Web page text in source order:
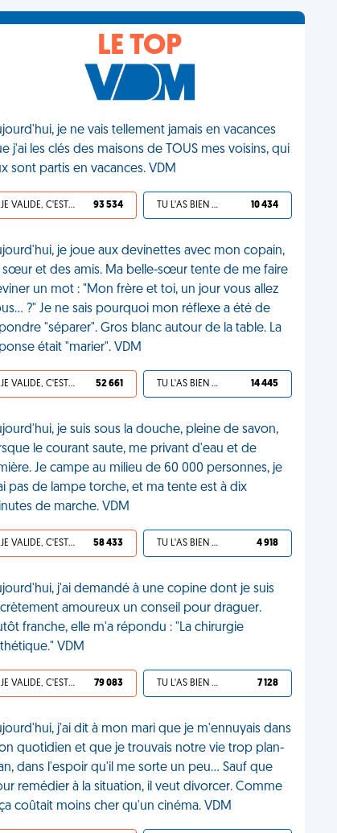
LE TOP
je ne vais tellement jamais en vacances
j'ai les clés des maisons de TOUS mes voisins, qui
sont partis en vacances. VDM
JE VALIDE, C'EST UNE VDM 93 534 TU L'AS BIEN MÉRITÉ 10 434
je joue aux devinettes avec mon copain,
sœur et des amis. Ma belle-sœur tente de me faire
un mot : "Mon frère et toi, un jour vous allez
?" Je ne sais pourquoi mon réflexe a été de
"séparer". Gros blanc autour de la table. La
était "marier". VDM
JE VALIDE, C'EST UNE VDM 52 661 TU L'AS BIEN MÉRITÉ 14 445
je suis sous la douche, pleine de savon,
le courant saute, me privant d'eau et de
Je campe au milieu de 60 000 personnes, je
pas de lampe torche, et ma tente est à dix
de marche. VDM
JE VALIDE, C'EST UNE VDM 58 433 TU L'AS BIEN MÉRITÉ 4 918
j'ai demandé à une copine dont je suis
amoureux un conseil pour draguer.
franche, elle m'a répondu : "La chirurgie
VDM
JE VALIDE, C'EST UNE VDM 79 083 TU L'AS BIEN MÉRITÉ 7 128
j'ai dit à mon mari que je m'ennuyais dans
quotidien et que je trouvais notre vie trop plan-
dans l'espoir qu'il me sorte un peu… Sauf que
remédier à la situation, il veut divorcer. Comme
coûtait moins cher qu'un cinéma. VDM